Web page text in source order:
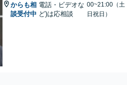
からも相
談受付中
電話・ビデオな
ど)は応相談
00~21:00（土
日祝日）